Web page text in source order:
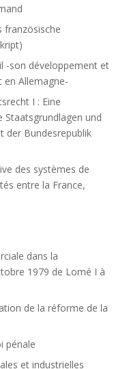
französische
-son développement et
en Allemagne-
I : Eine
Staatsgrundlagen und
der Bundesrepublik
des systèmes de
entre la France,
dans la
1979 de Lomé I à
de la réforme de la
pénale
et industrielles